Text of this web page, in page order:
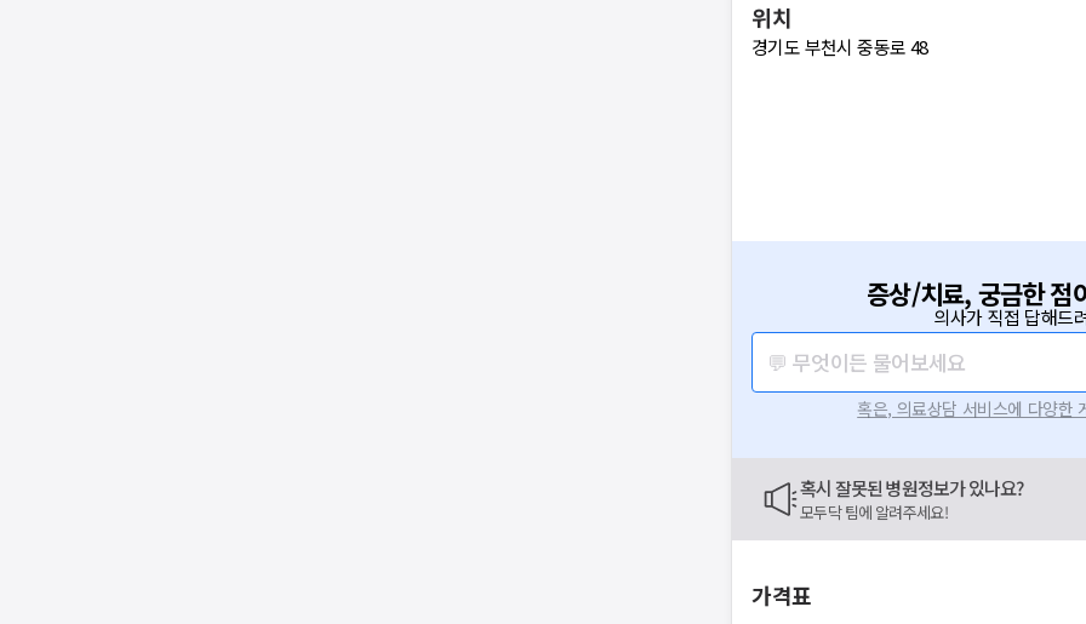
위치
경기도 부천시 중동로 48
증상/치료, 궁금한 점
의사가 직접 답해드
💬 무엇이든 물어보세요
혹은, 의료상담 서비스에 다양한
혹시 잘못된 병원정보가 있나요?
모두닥 팀에 알려주세요!
가격표